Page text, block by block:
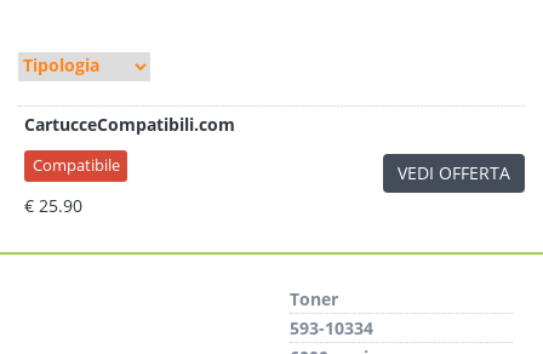
CartucceCompatibili.com
Compatibile
€ 25.90
VEDI OFFERTA
Toner
593-10334